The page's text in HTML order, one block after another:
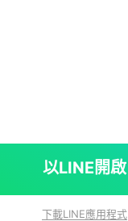
以LINE開啟
下載LINE應用程式